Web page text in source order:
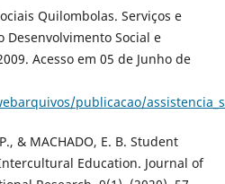
Quilombolas. Serviços e
Social e
Acesso em 05 de Junho de
publicacao/
& MACHADO, E. B. Student
Education. Journal of